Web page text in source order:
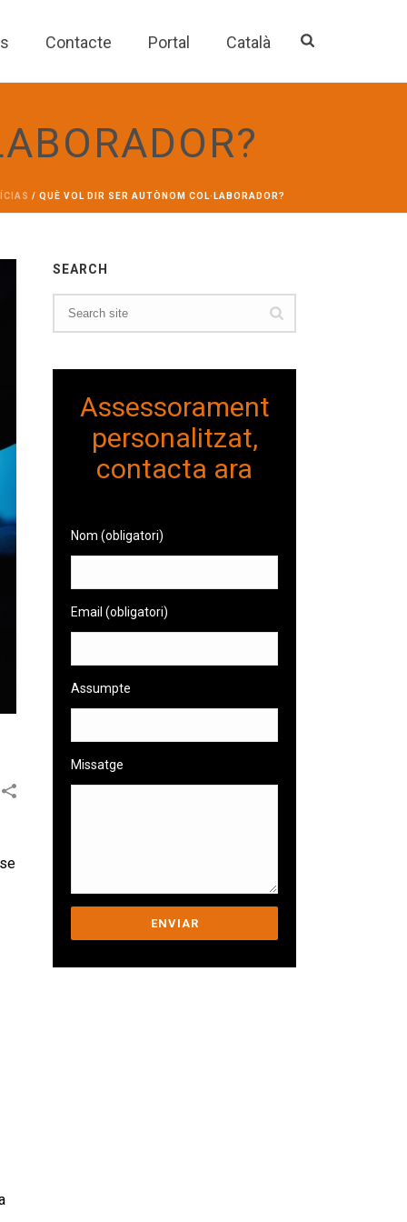
Contacte Portal Català
/ QUÈ VOL DIR SER AUTÒNOM COL·LABORADOR?
SEARCH
Assessorament
personalitzat,
contacta ara
Nom (obligatori)
Email (obligatori)
Assumpte
Missatge